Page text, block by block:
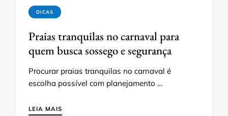
DICAS
Praias tranquilas no carnaval para
quem busca sossego e segurança
Procurar praias tranquilas no carnaval é
escolha possível com planejamento …
LEIA MAIS